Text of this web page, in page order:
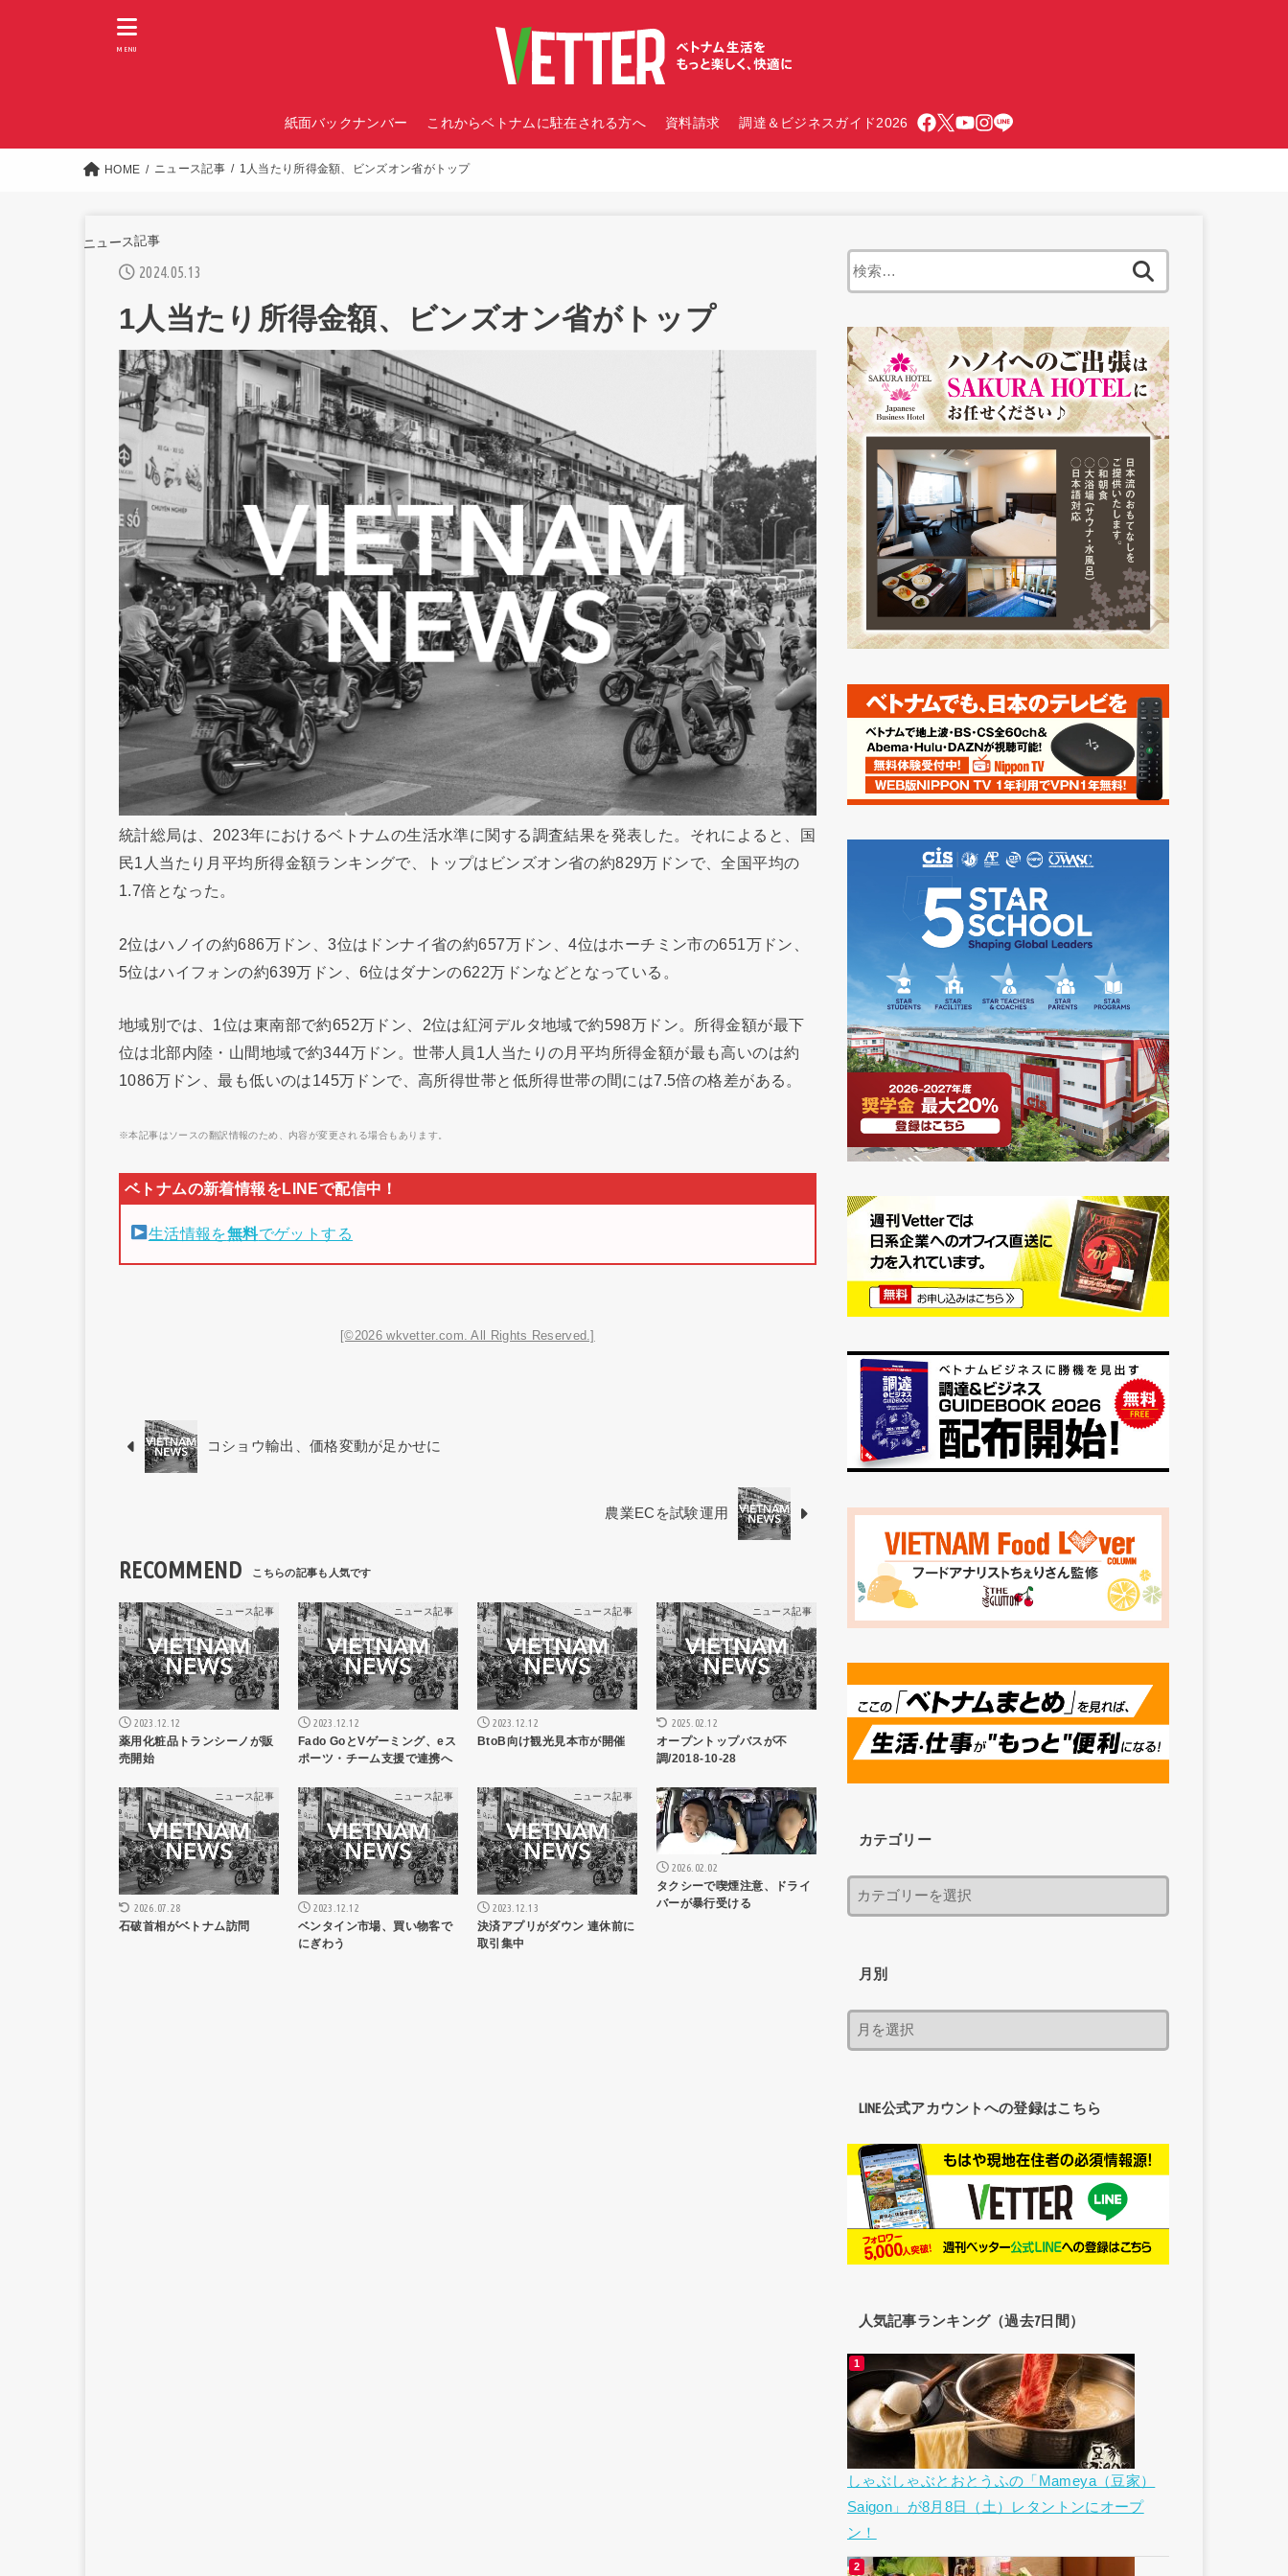
紙面バックナンバー これからベトナムに駐在される方へ 資料請求 調達＆ビジネスガイド2026
MENU
HOME ニュース記事 1人当たり所得金額、ビンズオン省がトップ
ニュース記事
2024.05.13
1人当たり所得金額、ビンズオン省がトップ
統計総局は、2023年におけるベトナムの生活水準に関する調査結果を発表した。それによると、国
民1人当たり月平均所得金額ランキングで、トップはビンズオン省の約829万ドンで、全国平均の
1.7倍となった。
2位はハノイの約686万ドン、3位はドンナイ省の約657万ドン、4位はホーチミン市の651万ドン、
5位はハイフォンの約639万ドン、6位はダナンの622万ドンなどとなっている。
地域別では、1位は東南部で約652万ドン、2位は紅河デルタ地域で約598万ドン。所得金額が最下
位は北部内陸・山間地域で約344万ドン。世帯人員1人当たりの月平均所得金額が最も高いのは約
1086万ドン、最も低いのは145万ドンで、高所得世帯と低所得世帯の間には7.5倍の格差がある。
※本記事はソースの翻訳情報のため、内容が変更される場合もあります。
生活情報を無料でゲットする
[©2026 wkvetter.com. All Rights Reserved.]
コショウ輸出、価格変動が足かせに
農業ECを試験運用
RECOMMEND
ニュース記事
2023.12.12
薬用化粧品トランシーノが販
売開始
ニュース記事
2023.12.12
Fado GoとVゲーミング、eス
ポーツ・チーム支援で連携へ
ニュース記事
2023.12.12
BtoB向け観光見本市が開催
ニュース記事
2025.02.12
オープントップバスが不
調/2018-10-28
ニュース記事
2026.07.28
石破首相がベトナム訪問
ニュース記事
2023.12.12
ベンタイン市場、買い物客で
にぎわう
ニュース記事
2023.12.13
決済アプリがダウン 連休前に
取引集中
ニュース記事
2026.02.02
タクシーで喫煙注意、ドライ
バーが暴行受ける
カテゴリー
月別
LINE公式アカウントへの登録はこちら
人気記事ランキング（過去7日間）
しゃぶしゃぶとおとうふの「Mameya（豆家）
Saigon」が8月8日（土）レタントンにオープ
ン！